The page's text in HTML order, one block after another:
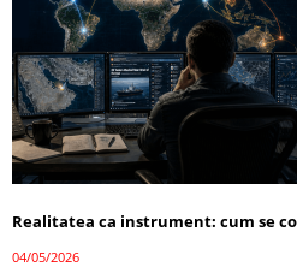
Realitatea ca instrument: cum se
04/05/2026